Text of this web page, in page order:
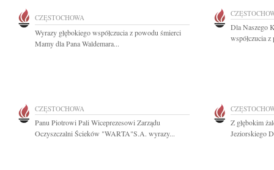
CZĘSTOCHOWA
Wyrazy głębokiego współczucia z powodu śmierci
Mamy dla Pana Waldemara...
Dla Naszego
współczucia
CZĘSTOCHOWA
Panu Piotrowi Pali Wiceprezesowi Zarządu
Oczyszczalni Ścieków "WARTA"S.A. wyrazy...
Z głębokim
Jeziorskiego